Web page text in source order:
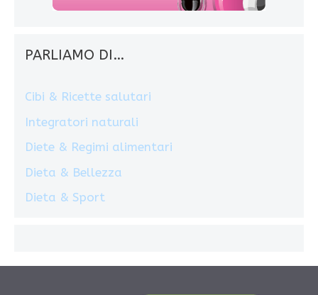
PARLIAMO DI…
Cibi & Ricette salutari
Integratori naturali
Diete & Regimi alimentari
Dieta & Bellezza
Dieta & Sport